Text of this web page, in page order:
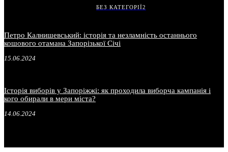
БЕЗ КАТЕГОРІЇ2
Петро Калнишевський: історія та незламність останнього
кошового отамана Запорізької Січі
15.06.2024
Історія виборів у Запоріжжі: як проходила виборча кампанія і
кого обирали в мери міста?
14.06.2024